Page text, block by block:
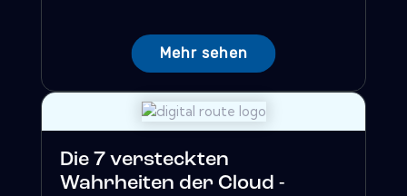
Mehr sehen
Die 7 versteckten
Wahrheiten der Cloud -